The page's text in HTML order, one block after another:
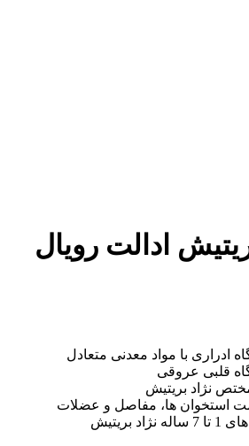
ادالت رویال
ادراری با مواد معدنی متعادل
قلبی عروقی
مختص نژاد بریتیش
استخوان ها، مفاصل و عضلات
بریتیش